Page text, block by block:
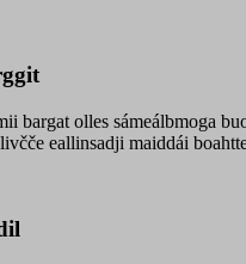
bargat olles sámeálbmoga
eallinsadji maiddái